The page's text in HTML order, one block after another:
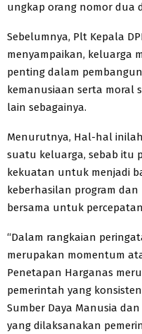
ungkap orang nomor dua
Sebelumnya, Plt Kepala
menyampaikan, keluarga
penting dalam
kemanusiaan serta moral
lain sebagainya.
Menurutnya, Hal-hal
suatu keluarga, sebab itu
kekuatan untuk menjadi
keberhasilan program
bersama untuk
“Dalam rangkaian
merupakan momentum
Penetapan Harganas
pemerintah yang
Sumber Daya Manusia
yang dilaksanakan